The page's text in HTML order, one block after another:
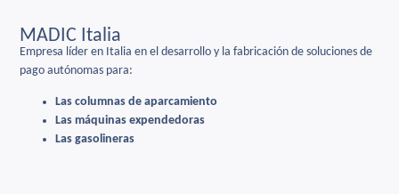
MADIC Italia
Empresa líder en Italia en el desarrollo y la fabricación de soluciones de
pago autónomas para:
Las columnas de aparcamiento
Las máquinas expendedoras
Las gasolineras